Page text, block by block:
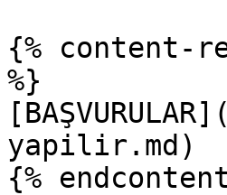
{% content-
%}
yapilir.md)
{%